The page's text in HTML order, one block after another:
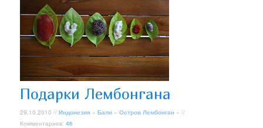
Подарки Лембонгана
29.10.2010 //Индонезия »Бали »Остров Лембонган » //
Комментариев:46